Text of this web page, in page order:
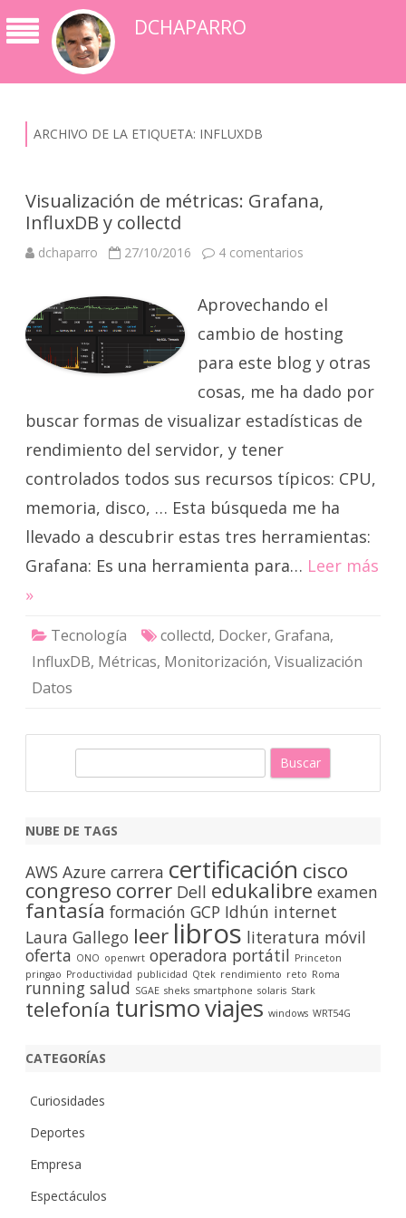
DCHAPARRO
ARCHIVO DE LA ETIQUETA: INFLUXDB
Visualización de métricas: Grafana,
InfluxDB y collectd
dchaparro 27/10/2016 4 comentarios
Grafana,
InfluxDB
y
collectd
Aprovechando el
cambio de hosting
para este blog y otras
cosas, me ha dado por
buscar formas de visualizar estadísticas de
rendimiento del servidor, y tener
controlados todos sus recursos típicos: CPU,
memoria, disco, … Esta búsqueda me ha
llevado a descubrir estas tres herramientas:
Grafana: Es una herramienta para… Leer más
»
Tecnología collectd, Docker, Grafana,
InfluxDB, Métricas, Monitorización, Visualización
Datos
c
r
NUBE DE TAGS
AWS Azure carrera certificación cisco
congreso correr Dell edukalibre examen
fantasía formación GCP Idhún internet
Laura Gallego leer libros literatura móvil
oferta ONO openwrt operadora portátil Princeton
pringao Productividad publicidad Qtek rendimiento reto Roma
running salud SGAE sheks smartphone solaris Stark
telefonía turismoviajes windows WRT54G
CATEGORÍAS
Curiosidades
Deportes
Empresa
Espectáculos